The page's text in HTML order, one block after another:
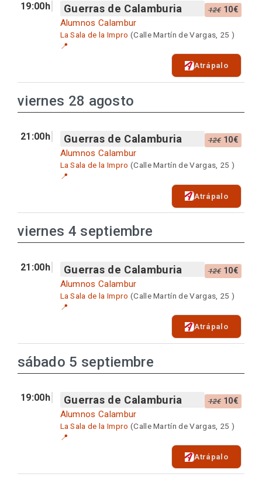
19:00h Guerras de Calamburia 12€10€
Alumnos Calambur
La Sala de la Impro (Calle Martín de Vargas, 25 )
📍
Atrápalo
viernes 28 agosto
21:00h Guerras de Calamburia 12€10€
Alumnos Calambur
La Sala de la Impro (Calle Martín de Vargas, 25 )
📍
Atrápalo
viernes 4 septiembre
21:00h Guerras de Calamburia 12€10€
Alumnos Calambur
La Sala de la Impro (Calle Martín de Vargas, 25 )
📍
Atrápalo
sábado 5 septiembre
19:00h Guerras de Calamburia 12€10€
Alumnos Calambur
La Sala de la Impro (Calle Martín de Vargas, 25 )
📍
Atrápalo